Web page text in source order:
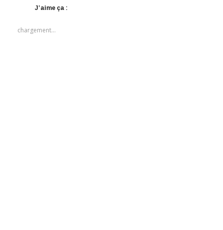
J’aime ça :
chargement…